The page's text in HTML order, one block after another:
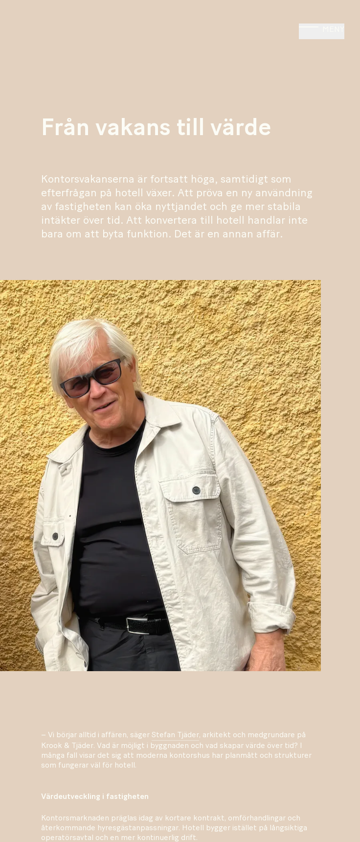
Från vakans till värde
Kontorsvakanserna är fortsatt höga, samtidigt som
efterfrågan på hotell växer. Att pröva en ny användning
av fastigheten kan öka nyttjandet och ge mer stabila
intäkter över tid. Att konvertera till hotell handlar inte
bara om att byta funktion. Det är en annan affär.
– Vi börjar alltid i affären, säger Stefan Tjäder, arkitekt och medgrundare på
Krook & Tjäder. Vad är möjligt i byggnaden och vad skapar värde över tid? I
många fall visar det sig att moderna kontorshus har planmått och strukturer
som fungerar väl för hotell.
Värdeutveckling i fastigheten
Kontorsmarknaden präglas idag av kortare kontrakt, omförhandlingar och
återkommande hyresgästanpassningar. Hotell bygger istället på långsiktiga
operatörsavtal och en mer kontinuerlig drift.